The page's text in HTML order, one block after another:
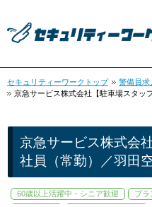
セキュリティーワークトップ 警備員求
京急サービス株式会社【駐車場スタッ
京急サービス株式会
社員（常勤）／羽田
60歳以上活躍中・シニア歓迎 ブラ